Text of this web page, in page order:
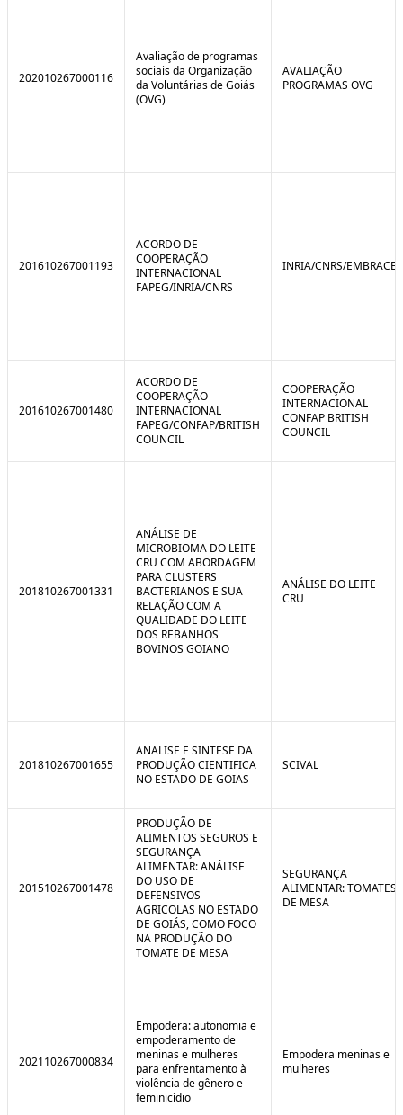
202010267000116
Avaliação de programas
sociais da Organização
da Voluntárias de Goiás
(OVG)
AVALIAÇÃO
PROGRAMAS OVG
201610267001193
ACORDO DE
COOPERAÇÃO
INTERNACIONAL
FAPEG/INRIA/CNRS
INRIA/CNRS/EMBRACE
201610267001480
ACORDO DE
COOPERAÇÃO
INTERNACIONAL
FAPEG/CONFAP/BRITISH
COUNCIL
COOPERAÇÃO
INTERNACIONAL
CONFAP BRITISH
COUNCIL
201810267001331
ANÁLISE DE
MICROBIOMA DO LEITE
CRU COM ABORDAGEM
PARA CLUSTERS
BACTERIANOS E SUA
RELAÇÃO COM A
QUALIDADE DO LEITE
DOS REBANHOS
BOVINOS GOIANO
ANÁLISE DO LEITE
CRU
201810267001655
ANALISE E SINTESE DA
PRODUÇÃO CIENTIFICA
NO ESTADO DE GOIAS
SCIVAL
201510267001478
PRODUÇÃO DE
ALIMENTOS SEGUROS E
SEGURANÇA
ALIMENTAR: ANÁLISE
DO USO DE
DEFENSIVOS
AGRICOLAS NO ESTADO
DE GOIÁS, COMO FOCO
NA PRODUÇÃO DO
TOMATE DE MESA
SEGURANÇA
ALIMENTAR: TOMATES
DE MESA
202110267000834
Empodera: autonomia e
empoderamento de
meninas e mulheres
para enfrentamento à
violência de gênero e
feminicídio
Empodera meninas e
mulheres